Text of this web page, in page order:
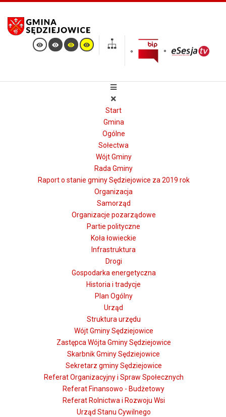
Start
Gmina
Ogólne
Sołectwa
Wójt Gminy
Rada Gminy
Raport o stanie gminy Sędziejowice za 2019 rok
Organizacja
Samorząd
Organizacje pozarządowe
Partie polityczne
Koła łowieckie
Infrastruktura
Drogi
Gospodarka energetyczna
Historia i tradycje
Plan Ogólny
Urząd
Struktura urzędu
Wójt Gminy Sędziejowice
Zastępca Wójta Gminy Sędziejowice
Skarbnik Gminy Sędziejowice
Sekretarz gminy Sędziejowice
Referat Organizacyjny i Spraw Społecznych
Referat Finansowo - Budżetowy
Referat Rolnictwa i Rozwoju Wsi
Urząd Stanu Cywilnego